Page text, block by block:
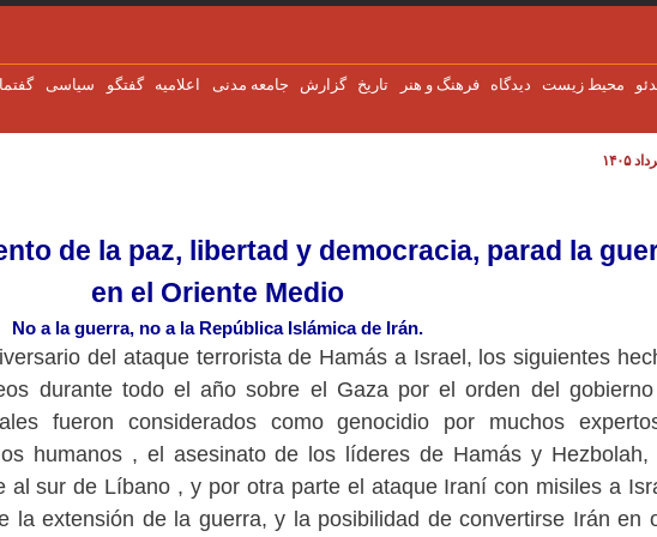
گفتمان سياسی گفتگو جامعه مدنی گزارش تاریخ فرهنگ و هنر دیدگاه محیط زیست
de la paz, libertad y democracia, parad la
de la paz, libertad y democracia, parad la
en el Oriente Medio
No a la guerra, no a la República Islámica de Irán.
del ataque terrorista de Hamás a Israel, los siguientes
durante todo el año sobre el Gaza por el orden del
fueron considerados como genocidio por muchos
humanos , el asesinato de los líderes de Hamás y Hezbolah,
al sur de Líbano , y por otra parte el ataque Iraní con misiles a
la extensión de la guerra, y la posibilidad de convertirse Irán en